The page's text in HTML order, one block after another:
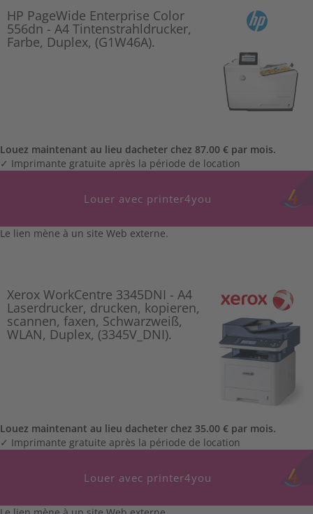
HP PageWide Enterprise Color
556dn - A4 Tintenstrahldrucker,
Farbe, Duplex, (G1W46A).
Louez maintenant au lieu dacheter chez 87.00 € par mois.
✓ Imprimante gratuite après la période de location
Louer avec printer4you
Le lien mène à un site Web externe.
Xerox WorkCentre 3345DNI - A4
Laserdrucker, drucken, kopieren,
scannen, faxen, Schwarzweiß,
WLAN, Duplex, (3345V_DNI).
Louez maintenant au lieu dacheter chez 35.00 € par mois.
✓ Imprimante gratuite après la période de location
Louer avec printer4you